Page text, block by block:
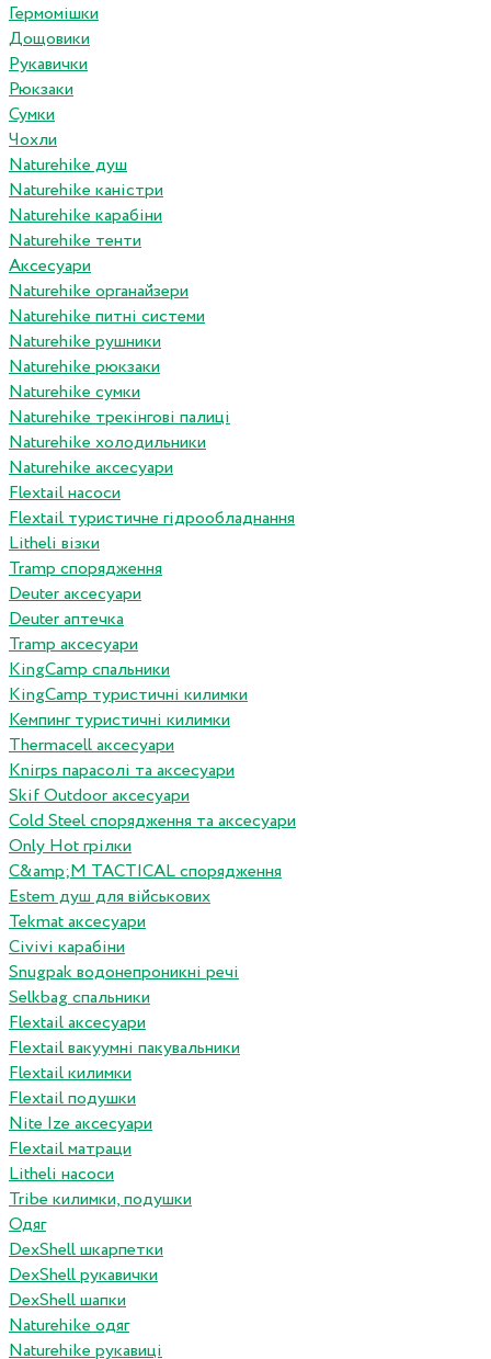
Гермомішки
Дощовики
Рукавички
Рюкзаки
Сумки
Чохли
Naturehike душ
Naturehike каністри
Naturehike карабіни
Naturehike тенти
Аксесуари
Naturehike органайзери
Naturehike питні системи
Naturehike рушники
Naturehike рюкзаки
Naturehike сумки
Naturehike трекінгові палиці
Naturehike холодильники
Naturehike аксесуари
Flextail насоси
Flextail туристичне гідрообладнання
Litheli візки
Tramp спорядження
Deuter аксесуари
Deuter аптечка
Tramp аксесуари
KingCamp спальники
KingCamp туристичні килимки
Кемпинг туристичні килимки
Thermacell аксесуари
Knirps парасолі та аксесуари
Skif Outdoor аксесуари
Cold Steel спорядження та аксесуари
Only Hot грілки
C&amp;M TACTICAL спорядження
Estem душ для військових
Tekmat аксесуари
Сivivi карабіни
Snugpak водонепроникні речі
Selkbag спальники
Flextail аксесуари
Flextail вакуумні пакувальники
Flextail килимки
Flextail подушки
Nite Ize аксесуари
Flextail матраци
Litheli насоси
Tribe килимки, подушки
Одяг
DexShell шкарпетки
DexShell рукавички
DexShell шапки
Naturehike одяг
Naturehike рукавиці